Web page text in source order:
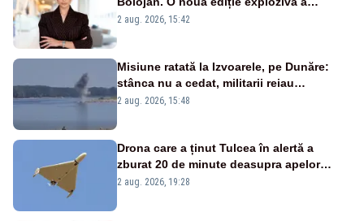
emisiunii „Miza Zilei” la Realitatea PLUS
2 aug. 2026, 15:42
Misiune ratată la Izvoarele, pe Dunăre:
stânca nu a cedat, militarii reiau
detonările luni – VIDEO
2 aug. 2026, 15:48
Drona care a ținut Tulcea în alertă a
zburat 20 de minute deasupra apelor
României. Au fost ridicate două F-16
2 aug. 2026, 19:28